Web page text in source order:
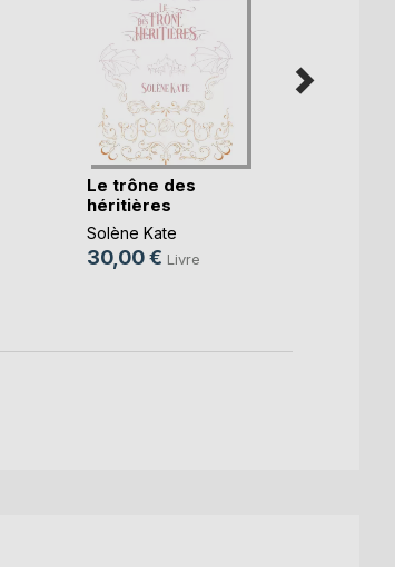
Le trône des
héritières
Solène Kate
30,00 € Livre